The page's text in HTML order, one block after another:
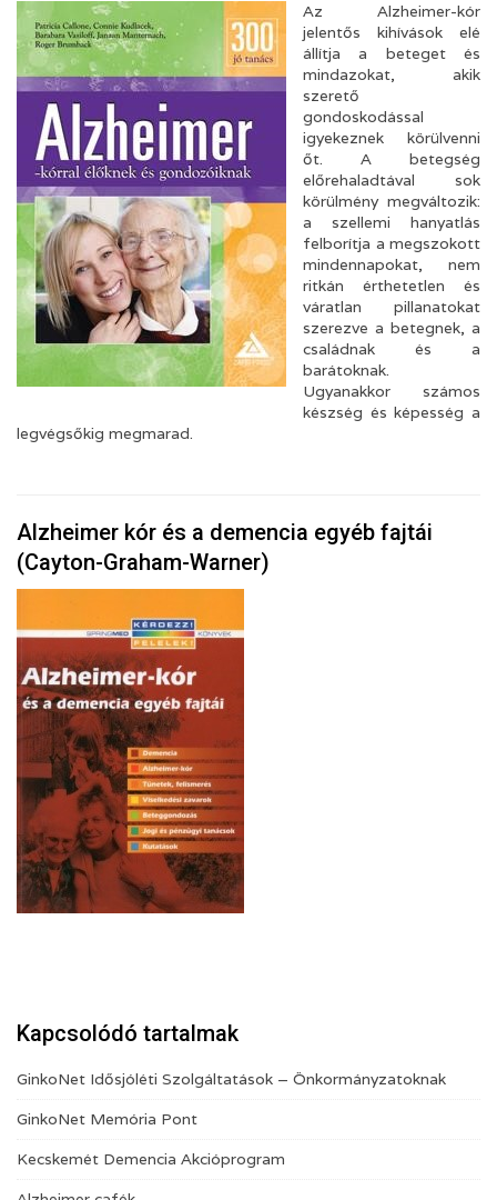
Az Alzheimer-kór
jelentős kihívások elé
állítja a beteget és
mindazokat, akik
szerető
gondoskodással
igyekeznek körülvenni
őt. A betegség
előrehaladtával sok
körülmény megváltozik:
a szellemi hanyatlás
felborítja a megszokott
mindennapokat, nem
ritkán érthetetlen és
váratlan pillanatokat
szerezve a betegnek, a
családnak és a
barátoknak.
Ugyanakkor számos
készség és képesség a
legvégsőkig megmarad.
Alzheimer kór és a demencia egyéb fajtái
(Cayton-Graham-Warner)
Kapcsolódó tartalmak
GinkoNet Idősjóléti Szolgáltatások – Önkormányzatoknak
GinkoNet Memória Pont
Kecskemét Demencia Akcióprogram